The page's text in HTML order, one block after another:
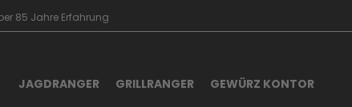
85 Jahre Erfahrung
JAGDRANGER GRILLRANGER GEWÜRZ KONTOR